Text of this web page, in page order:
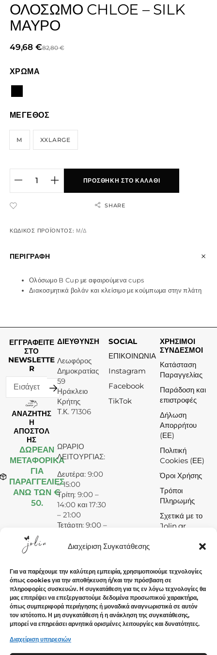
Διαχείριση Συγκατάθεσης
Για να παρέχουμε την καλύτερη εμπειρία, χρησιμοποιούμε τεχνολογίες
όπως cookies για την αποθήκευση ή/και την πρόσβαση σε
πληροφορίες συσκευών. Η συγκατάθεση για τις εν λόγω τεχνολογίες θα
μας επιτρέψει να επεξεργαστούμε δεδομένα προσωπικού χαρακτήρα,
όπως συμπεριφορά περιήγησης ή μοναδικά αναγνωριστικά σε αυτόν
τον ιστότοπο. Η μη συγκατάθεση ή η ανάκληση της συγκατάθεσης,
μπορεί να επηρεάσει αρνητικά ορισμένες λειτουργίες και δυνατότητες.
Διαχείριση υπηρεσιών
ΟΛΌΣΩΜΟ CHLOE – SILK
ΜΑΎΡΟ
82,80€
49,68 €
ΧΡΩΜΑ
ΜΕΓΕΘΟΣ
M XXLARGE
ΠΡΟΣΘΉΚΗ ΣΤΟ ΚΑΛΆΘΙ
SHARE
ΚΩΔΙΚΌΣ ΠΡΟΪΌΝΤΟΣ: Μ/Δ
ΠΕΡΙΓΡΑΦΉ
Ολόσωμο B Cup με αφαιρούμενα cups
Διακοσμητικά βολάν και κλείσιμο με κούμπωμα στην πλάτη
ΕΓΓΡΑΦΕΙΤΕ
ΣΤΟ
NEWSLETTE
R
ΑΝΑΖΗΤΗΣ
Η
ΑΠΟΣΤΟΛ
ΗΣ
ΔΩΡΕΆΝ
ΜΕΤΑΦΟΡΙΚΑ
ΓΙΑ
ΠΑΡΑΓΓΕΛΙΕΣ
ΑΝΩ ΤΩΝ €
50.
ΔΙΕΥΘΥΝΣΗ
Λεωφόρος
Δημοκρατίας
59
Ηράκλειο
Κρήτης
Τ.Κ. 71306
ΩΡΑΡΙΟ
ΛΕΙΤΟΥΡΓΙΑΣ:
Δευτέρα: 9:00
– 15:00
Τρίτη: 9:00 –
14:00 και 17:30
– 21:00
Τετάρτη: 9:00 –
Πέμπτη: 9:00 –
Παρασκευή:
9:00 – 14:00
και 17:30 –
21:00
Σάββατο: 9:00
– 15:00
Κυριακή:
SOCIAL
ΕΠΙΚΟΙΝΩΝΙΑ
Instagram
Facebook
TikTok
ΧΡΗΣΙΜΟΙ
ΣΥΝΔΕΣΜΟΙ
Κατάσταση
Παραγγελίας
Παράδοση και
επιστροφές
Δήλωση
Απορρήτου
(ΕΕ)
Πολιτική
Cookies (ΕΕ)
Όροι Χρήσης
Τρόποι
Πληρωμής
Σχετικά με το
Jolin.gr